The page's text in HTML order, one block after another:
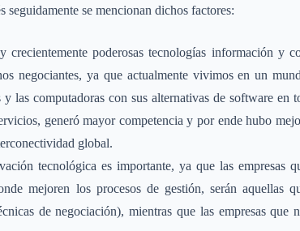
seguidamente se mencionan dichos factores:
crecientemente poderosas tecnologías información y
negociantes, ya que actualmente vivimos en un
las computadoras con sus alternativas de software en
generó mayor competencia y por ende hubo
global.
tecnológica es importante, ya que las empresas
mejoren los procesos de gestión, serán aquellas
de negociación), mientras que las empresas que